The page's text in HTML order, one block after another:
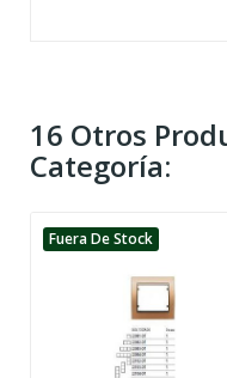
16 Otros
Categoría:
Fuera De Stock